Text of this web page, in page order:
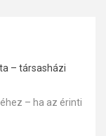
– társasházi
– ha az érinti